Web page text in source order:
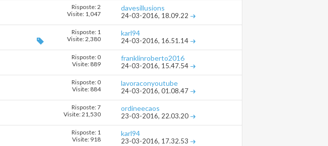
Risposte: 2
Visite: 1,047
davesillusions
24-03-2016, 18.09.22
Risposte: 1
Visite: 2,380
karl94
24-03-2016, 16.51.14
Risposte: 0
Visite: 889
franklinroberto2016
24-03-2016, 15.47.54
Risposte: 0
Visite: 884
lavoraconyoutube
24-03-2016, 01.08.47
Risposte: 7
Visite: 21,530
ordineecaos
23-03-2016, 22.03.20
Risposte: 1
Visite: 918
karl94
23-03-2016, 17.32.53